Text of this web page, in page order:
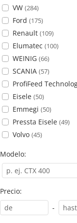
VW (284)
Ford (175)
Renault (109)
Elumatec (100)
WEINIG (66)
SCANIA (57)
ProfiFeed
Eisele (50)
Emmegi (50)
Pressta Eisele (49)
Volvo (45)
Modelo:
Precio:
-